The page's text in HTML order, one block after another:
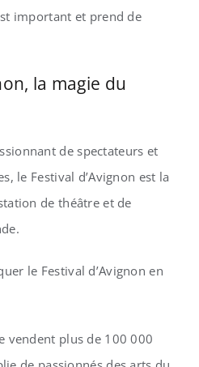
important et prend de
la magie du
de spectateurs et
le Festival d’Avignon est la
de théâtre et de
le Festival d’Avignon en
vendent plus de 100 000